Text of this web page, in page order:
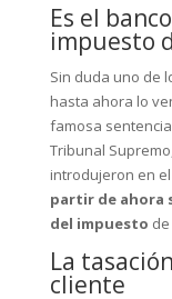
Es el
impuesto
Sin duda uno de
hasta ahora lo
famosa
Tribunal
introdujeron en
partir de ahora
del impuesto
La
cliente